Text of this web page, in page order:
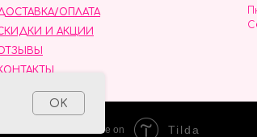
OK
ОПЛАТА
И АКЦИИ
Made on Tilda